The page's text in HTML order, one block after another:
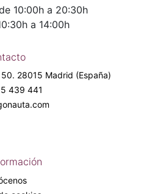
10:00h a 20:30h
a 14:00h
28015 Madrid (España)
439 441